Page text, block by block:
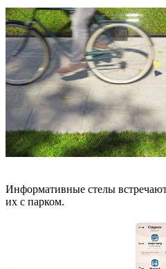
Информативные стелы
их с парком.